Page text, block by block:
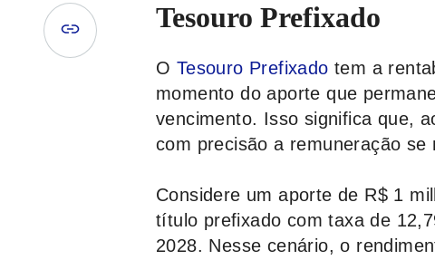
Tesouro Prefixado
O Tesouro Prefixado tem a
momento do aporte que
vencimento. Isso significa que,
com precisão a remuneração
Considere um aporte de R$ 1
título prefixado com taxa de
2028. Nesse cenário, o